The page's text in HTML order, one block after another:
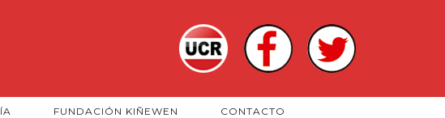
FUNDACIÓN KIÑEWEN CONTACTO